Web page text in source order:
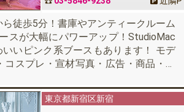
徒歩5分！書庫やアンティークルーム
スが大幅にパワーアップ！StudioMac
いいピンク系ブースもあります！ モデ
スプレ・宣材写真・広告・商品・番
東京都新宿区新宿